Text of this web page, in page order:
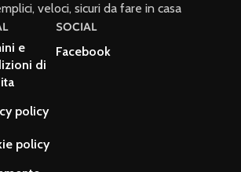
veloci, sicuri da fare in casa
e
di
policy
policy
SOCIAL
Facebook